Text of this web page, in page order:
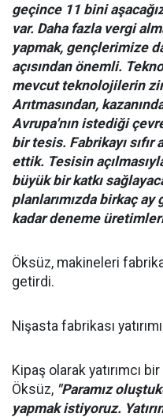
geçince 11 bini
var. Daha fazla vergi
yapmak, gençlerimize
açısından önemli.
mevcut teknolojilerin
Arıtmasından,
Avrupa'nın istediği
bir tesis. Fabrikayı sıfır
ettik. Tesisin
büyük bir katkı
planlarımızda birkaç
kadar deneme
Öksüz, makineleri
getirdi.
Nişasta fabrikası
Kipaş olarak yatırımcı
Öksüz, "Paramız
yapmak istiyoruz.